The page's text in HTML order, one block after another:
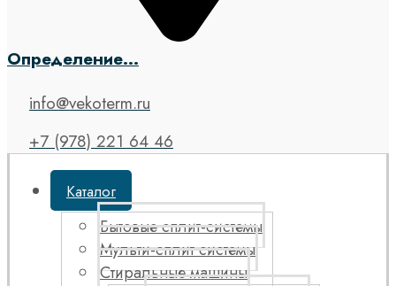
Определение...
info@vekoterm.ru
+7 (978) 221 64 46
Каталог
Бытовые сплит-системы
Мульти-сплит системы
Стиральные машины